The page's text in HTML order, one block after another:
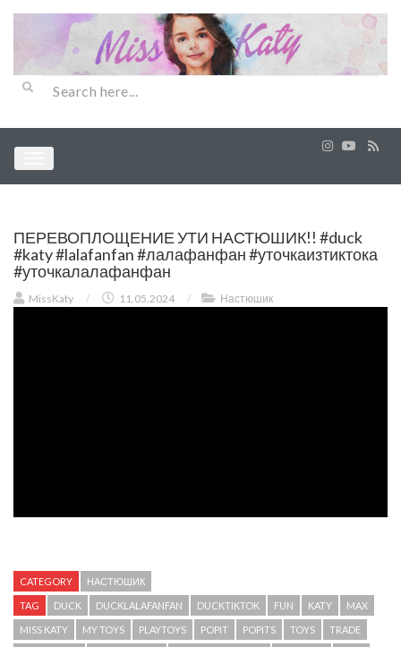
ПЕРЕВОПЛОЩЕНИЕ УТИ НАСТЮШИК!! #duck
#katy #lalafanfan #лалафанфан #уточкаизтиктока
#уточкалалафанфан
MissKaty / 11.05.2024 / Настюшик
CATEGORY НАСТЮШИК
TAG DUCK DUCKLALAFANFAN DUCKTIKTOK FUN KATY MAX
MISS KATY MY TOYS PLAYTOYS POPIT POPITS TOYS TRADE